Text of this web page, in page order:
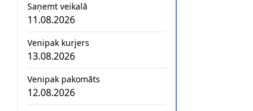
Saņemt veikalā
11.08.2026
Venipak kurjers
13.08.2026
Venipak pakomāts
12.08.2026